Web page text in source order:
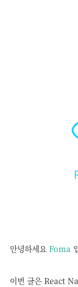
안녕하세요 Foma
이번 글은 React